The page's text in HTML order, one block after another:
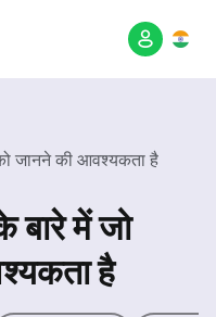
जानने की आवश्यकता है
में जो
है